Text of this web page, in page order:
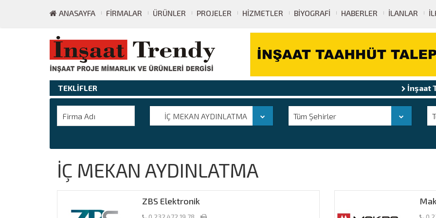
ANASAYFA FIRMALAR ÜRÜNLER PROJELER HIZMETLER BIYOGRAFI HABERLER İLANLAR
TEKLİFLER İnşaat
İÇ MEKAN AYDINLATMA Tüm Şehirler
İÇ MEKAN AYDINLATMA
ZBS Elektronik